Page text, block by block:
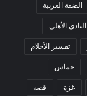
الضفة الغربية
النادي الأهلي
تفسير الأحلام
حماس
غزة قصه